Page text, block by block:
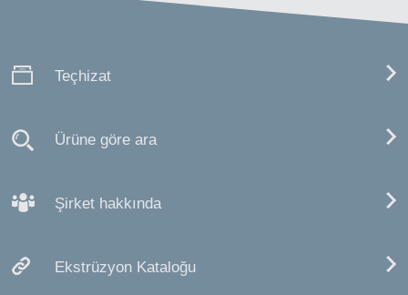
Teçhizat
Ürüne göre ara
Şirket hakkında
Ekstrüzyon Kataloğu